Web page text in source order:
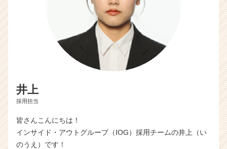
井上
採用担当
皆さんこんにちは！
インサイド・アウトグループ（IOG）採用チームの井上（い
のうえ）です！